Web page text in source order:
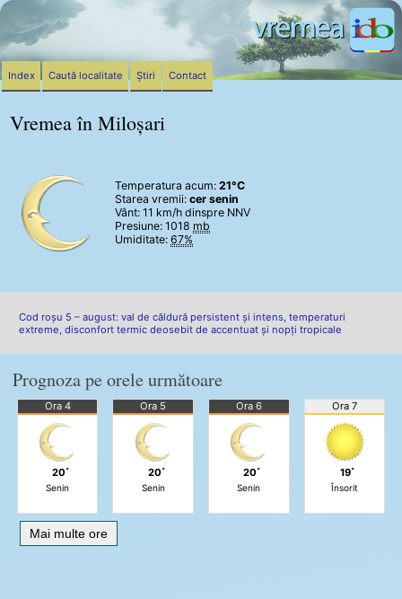
Vremea în Miloșari
Temperatura acum: 21°C
Starea vremii: cer senin
Vânt: 11 km/h dinspre NNV
Presiune: 1018 mb
Umiditate: 67%
Cod roșu 5 – august: val de căldură persistent și intens, temperaturi
extreme, disconfort termic deosebit de accentuat și nopți tropicale
Prognoza pe orele următoare
Ora 4
20˚
Senin
Ora 5
20˚
Senin
Ora 6
20˚
Senin
Ora 7
19˚
Însorit
Mai multe ore
Index Caută localitate Știri Contact